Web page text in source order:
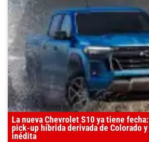
La nueva Chevrolet S10 ya tiene
pick-up híbrida derivada de Colorado
inédita